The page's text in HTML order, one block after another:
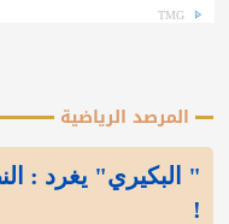
TMG
المرصد الرياضية
" البكيري" يغرد :
!